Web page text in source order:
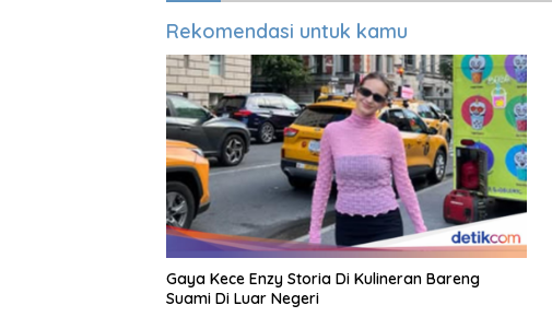
Rekomendasi untuk kamu
Gaya Kece Enzy Storia Di Kulineran Bareng
Suami Di Luar Negeri